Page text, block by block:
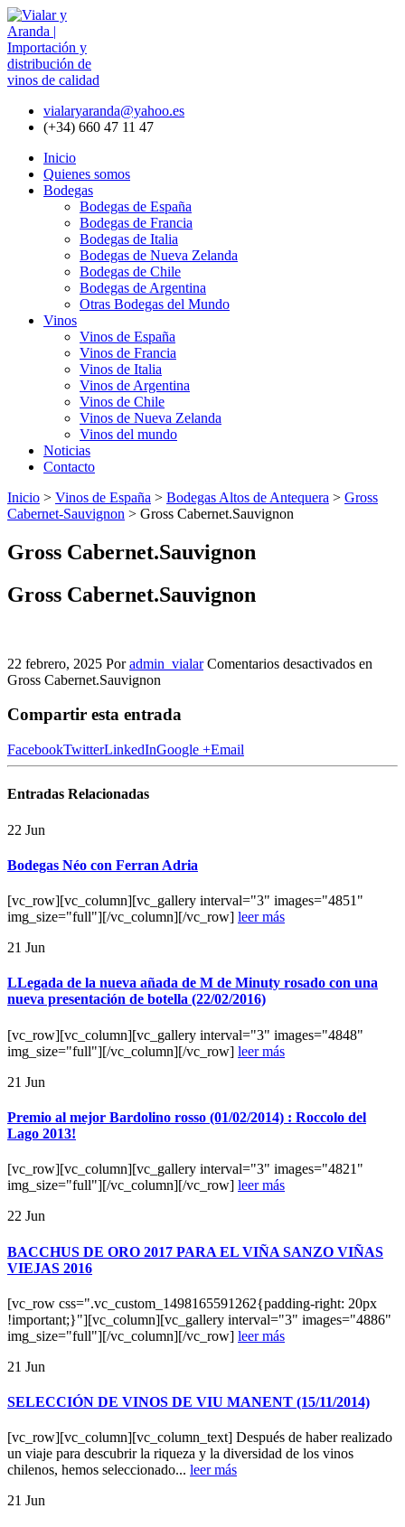
vialaryaranda@yahoo.es
(+34) 660 47 11 47
Inicio
Quienes somos
Bodegas
Bodegas de España
Bodegas de Francia
Bodegas de Italia
Bodegas de Nueva Zelanda
Bodegas de Chile
Bodegas de Argentina
Otras Bodegas del Mundo
Vinos
Vinos de España
Vinos de Francia
Vinos de Italia
Vinos de Argentina
Vinos de Chile
Vinos de Nueva Zelanda
Vinos del mundo
Noticias
Contacto
Inicio > Vinos de España > Bodegas Altos de Antequera > Gross
Cabernet-Sauvignon > Gross Cabernet.Sauvignon
Gross Cabernet.Sauvignon
Gross Cabernet.Sauvignon
22 febrero, 2025 Poradmin_vialar Comentarios desactivados en
Gross Cabernet.Sauvignon
Compartir esta entrada
FacebookTwitterLinkedInGoogle +Email
Entradas Relacionadas
22 Jun
Bodegas Néo con Ferran Adria
[vc_row][vc_column][vc_gallery interval="3" images="4851"
img_size="full"][/vc_column][/vc_row] leer más
21 Jun
LLegada de la nueva añada de M de Minuty rosado con una
nueva presentación de botella (22/02/2016)
[vc_row][vc_column][vc_gallery interval="3" images="4848"
img_size="full"][/vc_column][/vc_row] leer más
21 Jun
Premio al mejor Bardolino rosso (01/02/2014) : Roccolo del
Lago 2013!
[vc_row][vc_column][vc_gallery interval="3" images="4821"
img_size="full"][/vc_column][/vc_row] leer más
22 Jun
BACCHUS DE ORO 2017 PARA EL VIÑA SANZO VIÑAS
VIEJAS 2016
[vc_row css=".vc_custom_1498165591262{padding-right: 20px
!important;}"][vc_column][vc_gallery interval="3" images="4886"
img_size="full"][/vc_column][/vc_row] leer más
21 Jun
SELECCIÓN DE VINOS DE VIU MANENT (15/11/2014)
[vc_row][vc_column][vc_column_text] Después de haber realizado
un viaje para descubrir la riqueza y la diversidad de los vinos
chilenos, hemos seleccionado... leer más
21 Jun